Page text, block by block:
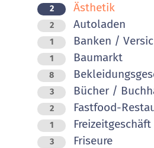
2 Ästhetik
2 Autoladen
1 Banken /
1 Baumarkt
8
3 Bücher /
2 Fastfood-
1 Freizeitgeschäft
3 Friseure